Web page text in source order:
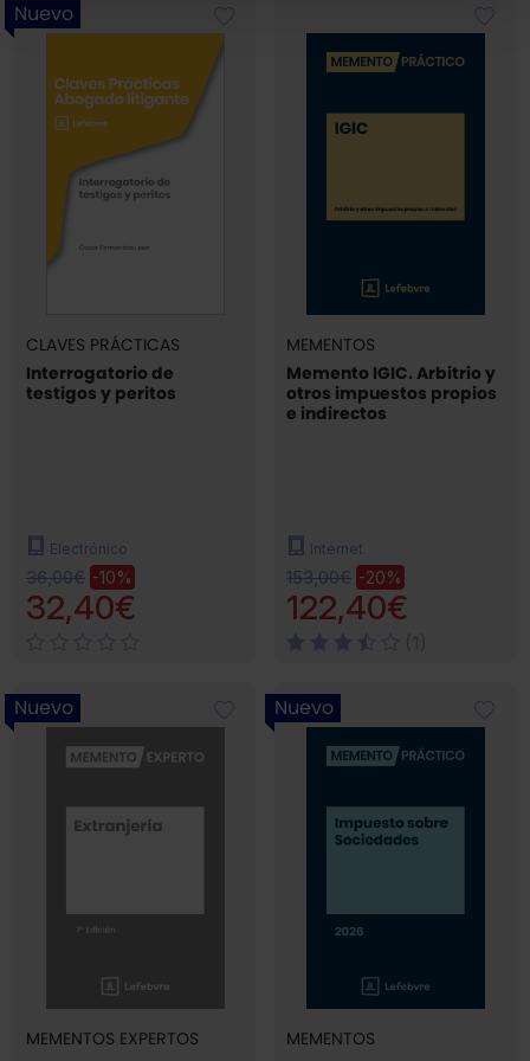
todas las cookies excepto aquellas imprescindibles.
configurar
las cookies y
seleccionar solo aquellas que quieras permitir en tu
navegador. Si no seleccionas ninguna utilizaremos las
que sean indispensables para la navegación.
Saber más acerca de las cookies
Nuevo
CLAVES PRÁCTICAS
Interrogatorio de
testigos y peritos
Electrónico
36,00€ -10%
32,40€
MEMENTOS
Memento IGIC. Arbitrio y
otros impuestos propios
e indirectos
Internet
153,00€ -20%
122,40€
Nuevo
MEMENTOS EXPERTOS
Nuevo
MEMENTOS